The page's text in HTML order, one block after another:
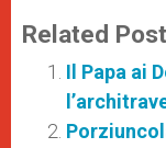
Related
Il Papa ai